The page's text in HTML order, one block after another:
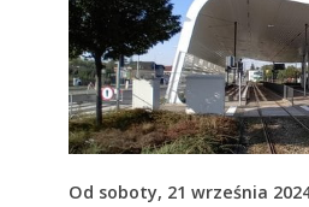
Od soboty, 21 września